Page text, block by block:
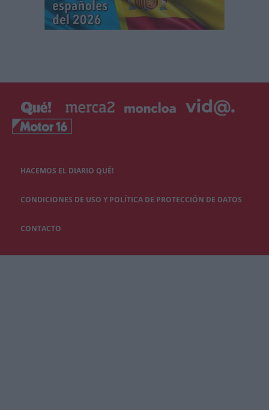
HACEMOS EL DIARIO QUÉ!
CONDICIONES DE USO Y POLÍTICA DE PROTECCIÓN DE DATOS
CONTACTO